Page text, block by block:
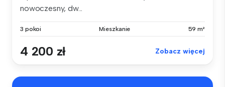
nowoczesny, dw...
3 pokoi Mieszkanie 59 m²
4 200 zł Zobacz więcej